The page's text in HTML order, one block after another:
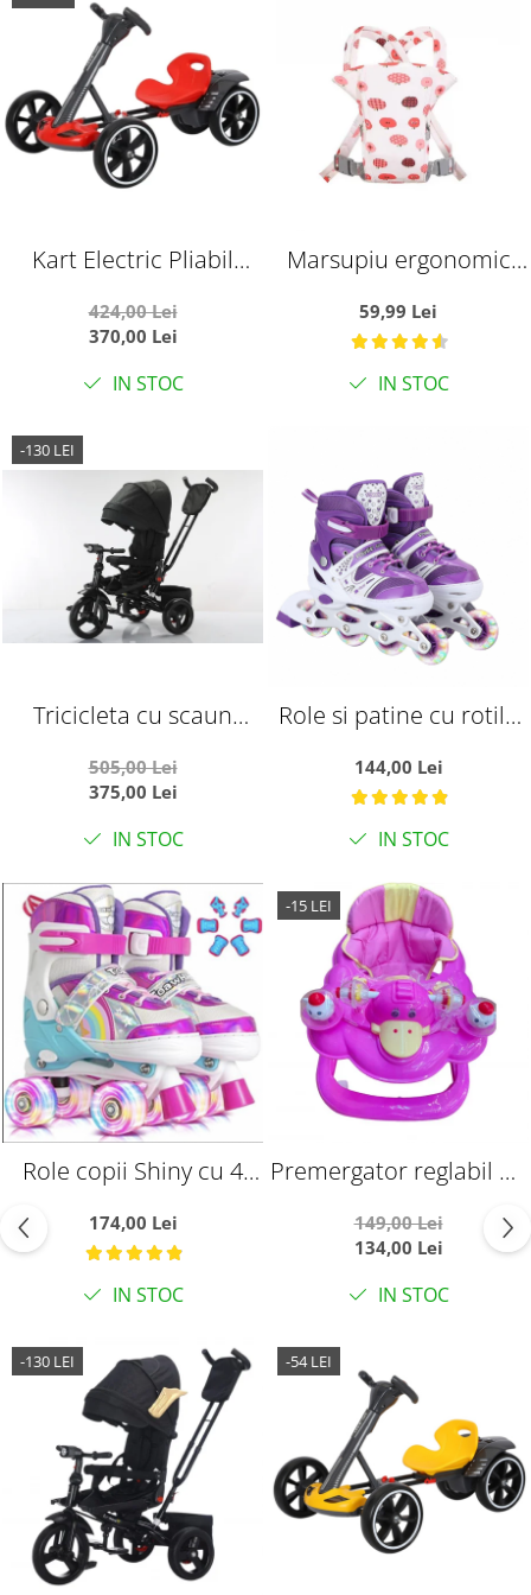
Kart Electric Pliabil
Rosu
424,00 Lei
370,00 Lei
IN STOC
Marsupiu ergonomic
bebelusi, Pink Fruits, alb
cu roz
59,99 Lei
IN STOC
-130 LEI
Tricicleta cu scaun
somn, SL02 - Negru
505,00 Lei
375,00 Lei
IN STOC
Role si patine cu rotile
silicon cu lumini, masuri
reglabile 31 - 34, mov
144,00 Lei
IN STOC
Role copii Shiny cu 4
reglabile 27 - 30, roz, XS
174,00 Lei
IN STOC
-15 LEI
Premergator reglabil pe
silicon si panou cu
jucarii, Ratusca, roz
149,00 Lei
134,00 Lei
IN STOC
-130 LEI -54 LEI